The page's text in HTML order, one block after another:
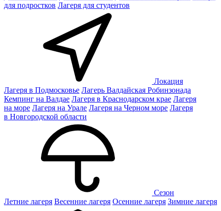
для подростков Лагеря для студентов
Локация
Лагеря в Подмосковье Лагерь Валдайская Робинзонада
Кемпинг на Валдае Лагеря в Краснодарском крае Лагеря
на море Лагеря на Урале Лагеря на Черном море Лагеря
в Новгородской области
Сезон
Летние лагеря Весенние лагеря Осенние лагеря Зимние лагеря